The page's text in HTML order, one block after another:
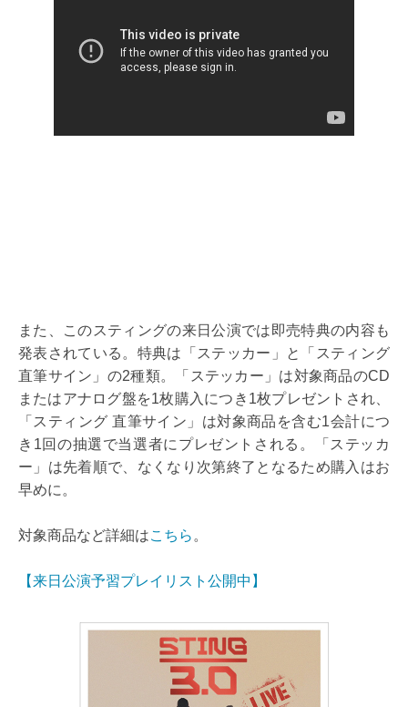
また、このスティングの来日公演では即売特典の内容も
発表されている。特典は「ステッカー」と「スティング
直筆サイン」の2種類。「ステッカー」は対象商品のCD
またはアナログ盤を1枚購入につき1枚プレゼントされ、
「スティング 直筆サイン」は対象商品を含む1会計につ
き1回の抽選で当選者にプレゼントされる。「ステッカ
ー」は先着順で、なくなり次第終了となるため購入はお
早めに。
対象商品など詳細はこちら 。
【来日公演予習プレイリスト公開中】